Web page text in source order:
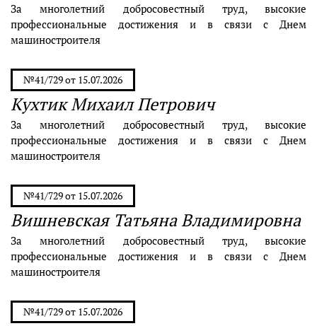
За многолетний добросовестный труд, высокие
профессиональные достижения и в связи с Днем
машиностроителя
№41/729 от 15.07.2026
Кухтик Михаил Петрович
За многолетний добросовестный труд, высокие
профессиональные достижения и в связи с Днем
машиностроителя
№41/729 от 15.07.2026
Вишневская Татьяна Владимировна
За многолетний добросовестный труд, высокие
профессиональные достижения и в связи с Днем
машиностроителя
№41/729 от 15.07.2026